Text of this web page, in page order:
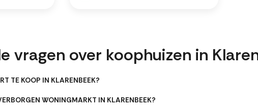
vragen over koophuizen in
TE KOOP IN KLARENBEEK?
WONINGMARKT IN KLARENBEEK?